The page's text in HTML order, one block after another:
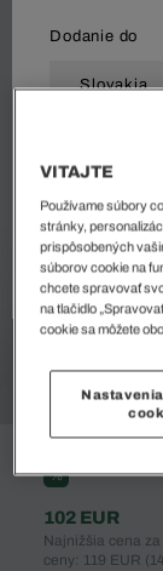
%
102 EUR
Najnižšia cena
ceny: 119 EUR
Dodanie do
ZAČAŤ
VITAJTE
Používame súbory
stránky,
prispôsobených
súborov cookie na
chcete spravovať
na tlačidlo
cookie sa môžete